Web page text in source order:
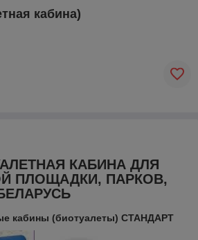
кабина)
КАБИНА ДЛЯ
ПЛОЩАДКИ, ПАРКОВ,
кабины (биотуалеты) СТАНДАРТ